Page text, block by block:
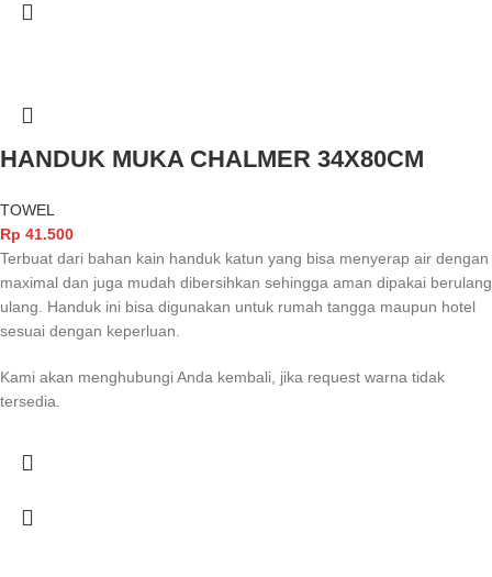
HANDUK MUKA CHALMER 34X80CM
TOWEL
Rp 41.500
Terbuat dari bahan kain handuk katun yang bisa menyerap air dengan
maximal dan juga mudah dibersihkan sehingga aman dipakai berulang
ulang. Handuk ini bisa digunakan untuk rumah tangga maupun hotel
sesuai dengan keperluan.
Kami akan menghubungi Anda kembali, jika request warna tidak
tersedia.